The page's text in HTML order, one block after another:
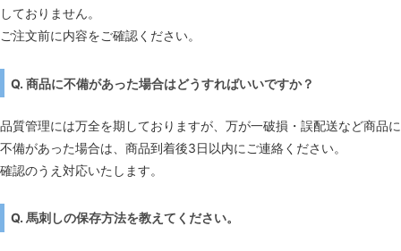
しておりません。
ご注文前に内容をご確認ください。
Q. 商品に不備があった場合はどうすればいいですか？
品質管理には万全を期しておりますが、万が一破損・誤配送など商品に
不備があった場合は、商品到着後3日以内にご連絡ください。
確認のうえ対応いたします。
Q. 馬刺しの保存方法を教えてください。